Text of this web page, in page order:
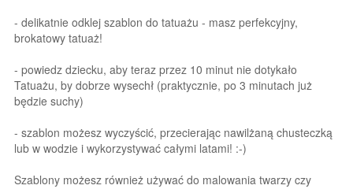
- delikatnie odklej szablon do tatuażu - masz perfekcyjny,
brokatowy tatuaż!
- powiedz dziecku, aby teraz przez 10 minut nie dotykało
Tatuażu, by dobrze wysechł (praktycznie, po 3 minutach już
będzie suchy)
- szablon możesz wyczyścić, przecierając nawilżaną chusteczką
lub w wodzie i wykorzystywać całymi latami! :-)
Szablony możesz również używać do malowania twarzy czy